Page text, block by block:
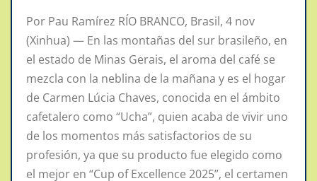
Por Pau Ramírez RÍO BRANCO, Brasil, 4 nov
(Xinhua) — En las montañas del sur brasileño, en
el estado de Minas Gerais, el aroma del café se
mezcla con la neblina de la mañana y es el hogar
de Carmen Lúcia Chaves, conocida en el ámbito
cafetalero como “Ucha”, quien acaba de vivir uno
de los momentos más satisfactorios de su
profesión, ya que su producto fue elegido como
el mejor en “Cup of Excellence 2025”, el certamen